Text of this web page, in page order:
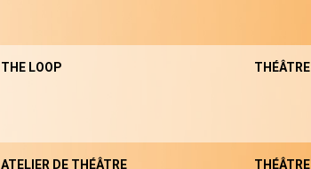
THE LOOP THÉÂTRE
ATELIER DE THÉÂTRE THÉÂTRE